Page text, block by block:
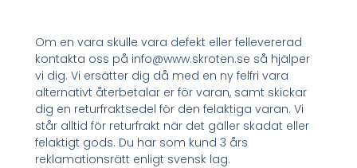
Om en vara skulle vara defekt eller fellevererad
kontakta oss på info@www.skroten.se så hjälper
vi dig. Vi ersätter dig då med en ny felfri vara
alternativt återbetalar er för varan, samt skickar
dig en returfraktsedel för den felaktiga varan. Vi
står alltid för returfrakt när det gäller skadat eller
felaktigt gods. Du har som kund 3 års
reklamationsrätt enligt svensk lag.